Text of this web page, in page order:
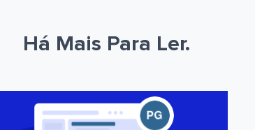
Há Mais Para Ler.